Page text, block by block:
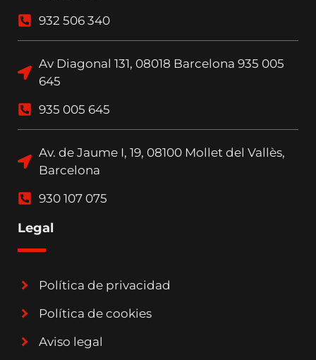
932 506 340
Av Diagonal 131, 08018 Barcelona 935 005
645
935 005 645
Av. de Jaume I, 19, 08100 Mollet del Vallès,
Barcelona
930 107 075
Legal
Política de privacidad
Política de cookies
Aviso legal